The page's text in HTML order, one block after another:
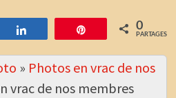
Épingle 0
PARTAGES
» Photos en vrac de nos
vrac de nos membres